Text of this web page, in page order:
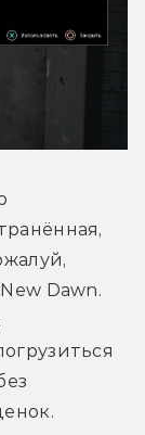
Dawn.